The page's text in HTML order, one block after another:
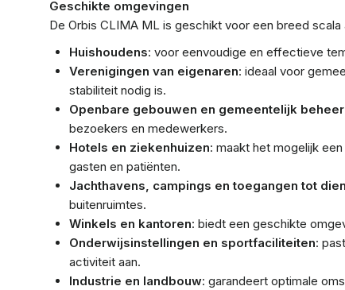
Geschikte omgevingen
De Orbis CLIMA ML is geschikt voor een breed scala
Huishoudens: voor eenvoudige en effectieve
Verenigingen van eigenaren: ideaal voor
stabiliteit nodig is.
Openbare gebouwen en gemeentelijk beheer
bezoekers en medewerkers.
Hotels en ziekenhuizen: maakt het mogelijk
gasten en patiënten.
Jachthavens, campings en toegangen tot
buitenruimtes.
Winkels en kantoren: biedt een geschikte
Onderwijsinstellingen en sportfaciliteiten:
activiteit aan.
Industrie en landbouw: garandeert optimale